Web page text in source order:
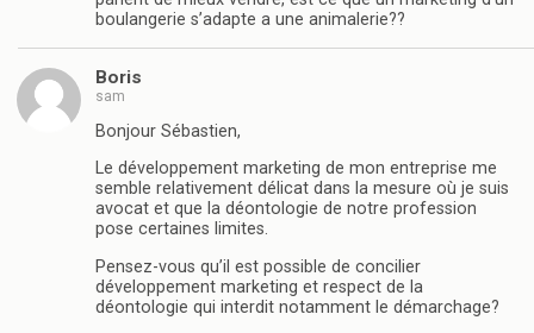
boulangerie s’adapte a une animalerie??
Boris
sam
Bonjour Sébastien,
Le développement marketing de mon entreprise me
semble relativement délicat dans la mesure où je suis
avocat et que la déontologie de notre profession
pose certaines limites.
Pensez-vous qu’il est possible de concilier
développement marketing et respect de la
déontologie qui interdit notamment le démarchage?